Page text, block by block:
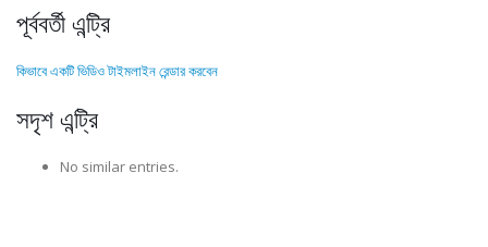
পূর্ববর্তী এন্ট্রি
কিভাবে একটি ভিডিও টাইমলাইন রেন্ডার করবেন
সদৃশ এন্ট্রি
No similar entries.